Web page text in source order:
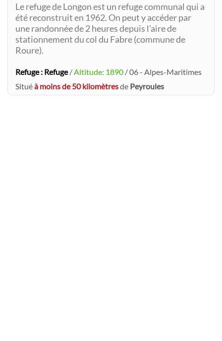
Le refuge de Longon est un refuge communal qui a
été reconstruit en 1962. On peut y accéder par
une randonnée de 2 heures depuis l’aire de
stationnement du col du Fabre (commune de
Roure).
Refuge : Refuge/ Altitude: 1890 / 06 - Alpes-Maritimes
Situéà moins de 50 kilomètresde Peyroules